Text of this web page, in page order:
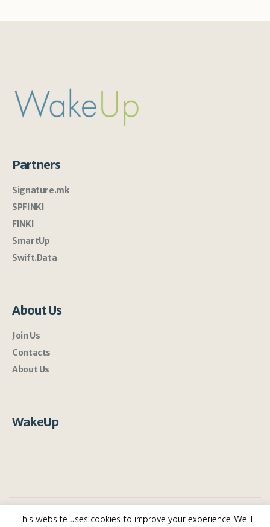
Partners
Signature.mk
SPFINKI
FINKI
SmartUp
Swift.Data
About Us
Join Us
Contacts
About Us
WakeUp
This website uses cookies to improve your experience. We'll